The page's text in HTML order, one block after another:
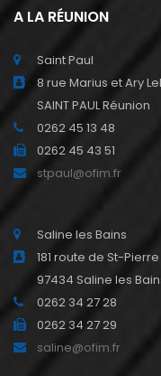
A LA RÉUNION
Saint Paul
8 rue Marius et Ary
SAINT PAUL Réunion
0262 45 13 48
0262 45 43 51
stpaul@ofim.fr
Saline les Bains
181 route de St-Pierre
97434 Saline les
0262 34 27 28
0262 34 27 29
saline@ofim.fr